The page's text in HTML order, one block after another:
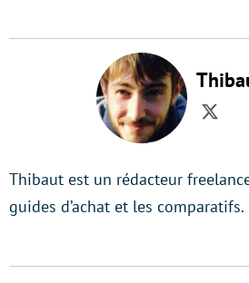
Thibaut est un rédacteur
guides d’achat et les comparatifs.